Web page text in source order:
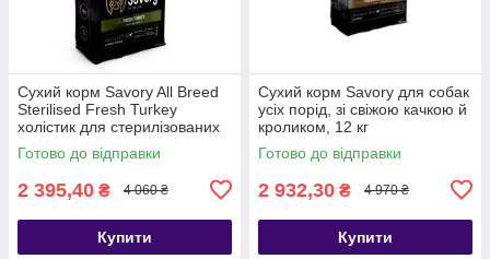
Сухий корм Savory All Breed
Sterilised Fresh Turkey
холістик для стерилізованих
собак усіх порід зі свіжою
індичкою 12 кг
Готово до відправки
2 395,40 ₴ 4 060 ₴
Купити
Сухий корм Savory для собак
усіх порід, зі свіжою качкою й
кроликом, 12 кг
Готово до відправки
2 932,30 ₴ 4 970 ₴
Купити